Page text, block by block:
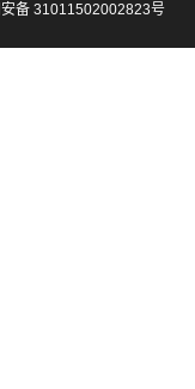
备 31011502002823号